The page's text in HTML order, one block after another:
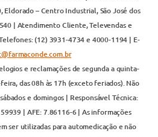
Eldorado – Centro Industrial, São José dos
540 | Atendimento Cliente, Televendas e
(12) 3931-4734 e 4000-1194 | E-
e reclamações de segunda a quinta-
das 08h às 17h (exceto feriados). Não
e domingos | Responsável Técnica:
| AFE: 7.86116-6 | As informações
ser utilizadas para automedicação e não